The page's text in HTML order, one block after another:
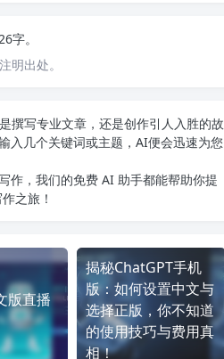
字。
明出处。
撰写专业文章，还是创作引人入胜的故
入几个关键词或主题，AI便会迅速为您
作，我们的免费 AI 助手都能帮助你提
之旅！
版直播
揭秘ChatGPT手机
版：如何设置中文与
选择正版，你不知道
的使用技巧与费用真
相！